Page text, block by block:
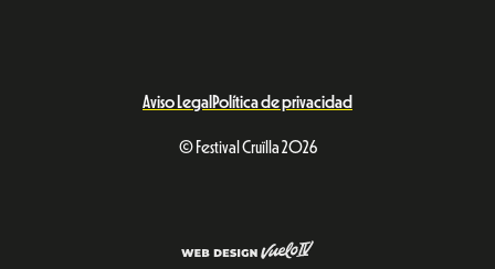
Aviso Legal Política de privacidad
© Festival Cruïlla 2026